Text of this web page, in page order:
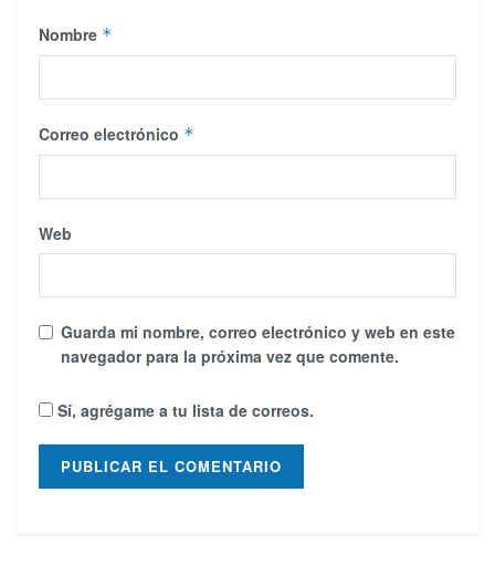
Nombre *
Correo electrónico *
Web
Guarda mi nombre, correo electrónico y web en este
navegador para la próxima vez que comente.
Sí, agrégame a tu lista de correos.